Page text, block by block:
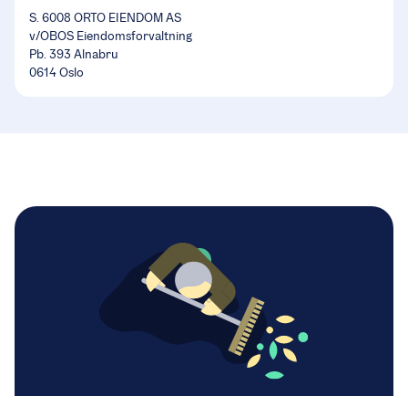
S. 6008 ORTO EIENDOM AS
v/OBOS Eiendomsforvaltning
Pb. 393 Alnabru
0614 Oslo